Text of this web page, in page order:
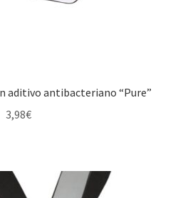
aditivo antibacteriano “Pure”
3,98€